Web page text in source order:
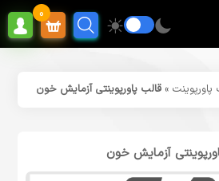
0
پاورپوینت »قالب پاورپوینتی آزمایش خون
آزمایش خون